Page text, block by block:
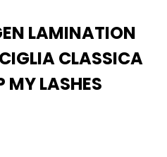
LAMINATION
CLASSICA
MY LASHES